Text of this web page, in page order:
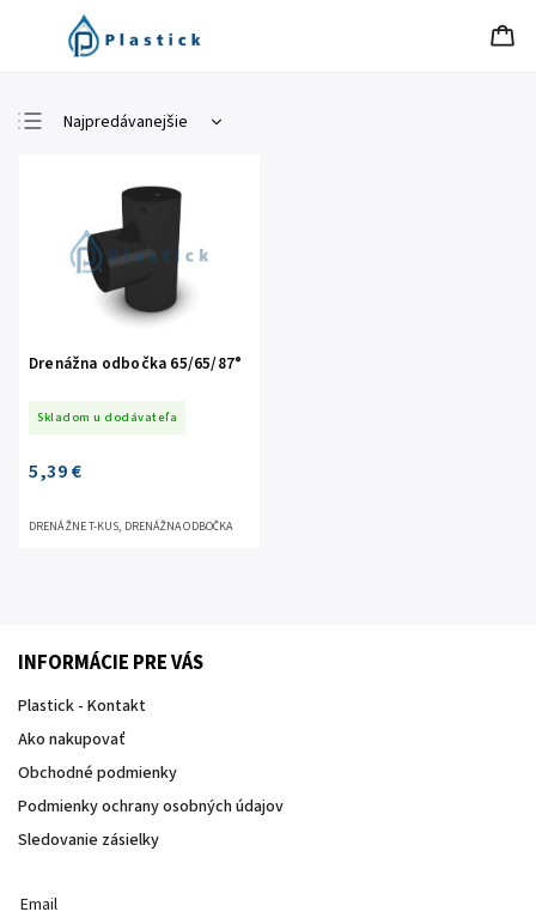
Najpredávanejšie
Najdrahšie
Abecedne
Drenážna odbočka 65/65/87°
Skladom u dodávateľa
5,39 €
DRENÁŽNE T-KUS, DRENÁŽNA ODBOČKA
INFORMÁCIE PRE VÁS
Plastick - Kontakt
Ako nakupovať
Obchodné podmienky
Podmienky ochrany osobných údajov
Sledovanie zásielky
Email